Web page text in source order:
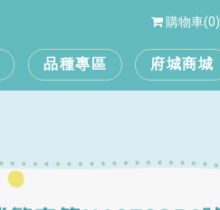
品種專區 府城商城
購物車(0)